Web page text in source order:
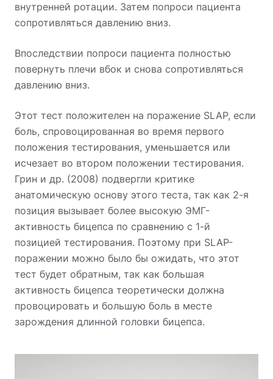
внутренней ротации. Затем попроси пациента
сопротивляться давлению вниз.
Впоследствии попроси пациента полностью
повернуть плечи вбок и снова сопротивляться
давлению вниз.
Этот тест положителен на поражение SLAP, если
боль, спровоцированная во время первого
положения тестирования, уменьшается или
исчезает во втором положении тестирования.
Грин и др. (2008) подвергли критике
анатомическую основу этого теста, так как 2-я
позиция вызывает более высокую ЭМГ-
активность бицепса по сравнению с 1-й
позицией тестирования. Поэтому при SLAP-
поражении можно было бы ожидать, что этот
тест будет обратным, так как большая
активность бицепса теоретически должна
провоцировать и большую боль в месте
зарождения длинной головки бицепса.